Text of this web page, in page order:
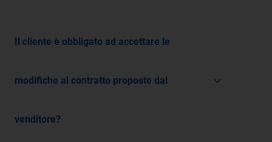
Il cliente è obbligato ad accettare le
modifiche al contratto proposte dal
venditore?